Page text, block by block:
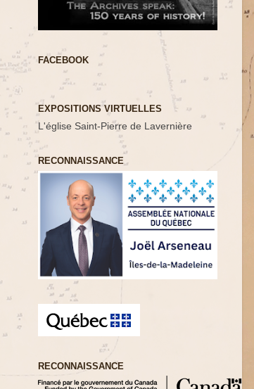
FACEBOOK
EXPOSITIONS VIRTUELLES
L'église Saint-Pierre de Lavernière
RECONNAISSANCE
RECONNAISSANCE